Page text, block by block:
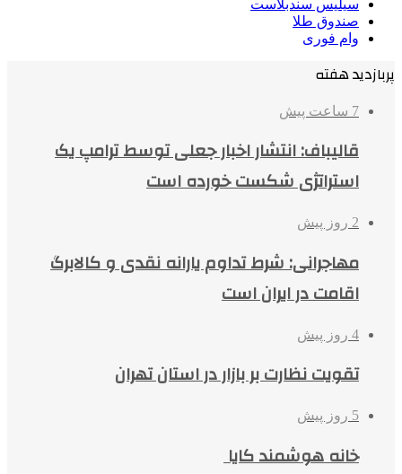
سیلیس سندبلاست
صندوق طلا
وام فوری
پربازدید هفته
7 ساعت پیش
قالیباف: انتشار اخبار جعلی توسط ترامپ یک
استراتژی شکست خورده است
2 روز پیش
مهاجرانی: شرط تداوم یارانه نقدی و کالابرگ
اقامت در ایران است
4 روز پیش
تقویت نظارت بر بازار در استان تهران
5 روز پیش
خانه هوشمند کایا